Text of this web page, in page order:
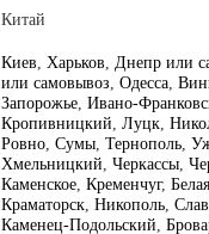
Китай
Киев, Харьков, Днепр или
или самовывоз, Одесса,
Запорожье, Ивано-
Кропивницкий, Луцк,
Ровно, Сумы, Тернополь,
Хмельницкий, Черкассы,
Каменское, Кременчуг,
Краматорск, Никополь,
Каменец-Подольский,